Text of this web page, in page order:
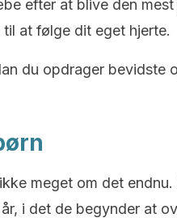
efter at blive den
at følge dit eget hjerte.
du opdrager bevidste
meget om det
i det de begynder at